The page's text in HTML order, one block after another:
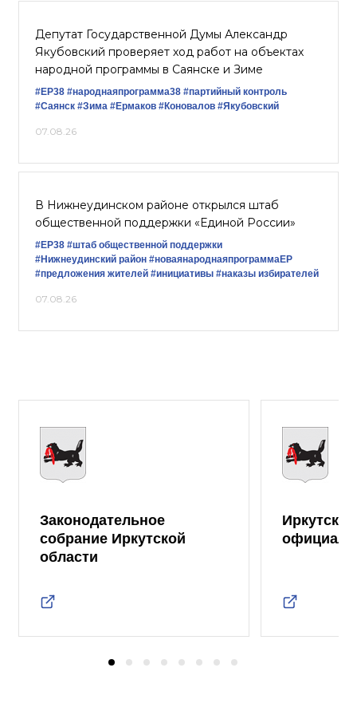
Депутат Государственной Думы Александр
Якубовский проверяет ход работ на объектах
народной программы в Саянске и Зиме
#ЕР38 #народнаяпрограмма38 #партийный контроль
#Саянск #Зима #Ермаков #Коновалов #Якубовский
07.08.26
В Нижнеудинском районе открылся штаб
общественной поддержки «Единой России»
#ЕР38 #штаб общественной поддержки
#Нижнеудинский район #новаянароднаяпрограммаЕР
#предложения жителей #инициативы #наказы избирателей
07.08.26
Законодательное
собрание Иркутской
области